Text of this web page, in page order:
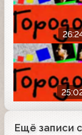
Ещё записи